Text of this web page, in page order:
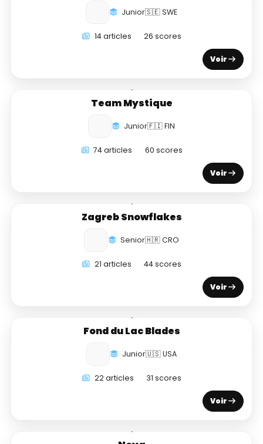
Junior🇸🇪 SWE
14 articles 26 scores
Voir
Team Mystique
Junior🇫🇮 FIN
74 articles 60 scores
Voir
Zagreb Snowflakes
Senior🇭🇷 CRO
21 articles 44 scores
Voir
Fond du Lac Blades
Junior🇺🇸 USA
22 articles 31 scores
Voir